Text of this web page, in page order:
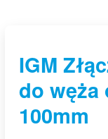
IGM
do węża
100mm